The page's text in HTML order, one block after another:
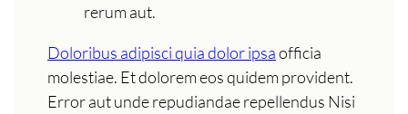
rerum aut.
Doloribus adipisci quia dolor ipsaofficia
molestiae. Et dolorem eos quidem provident.
Error aut unde repudiandae repellendus Nisi